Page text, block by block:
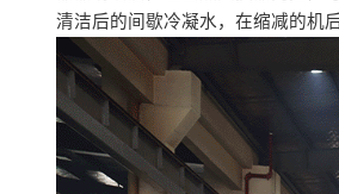
清洁后的间歇冷凝水，在缩减的机